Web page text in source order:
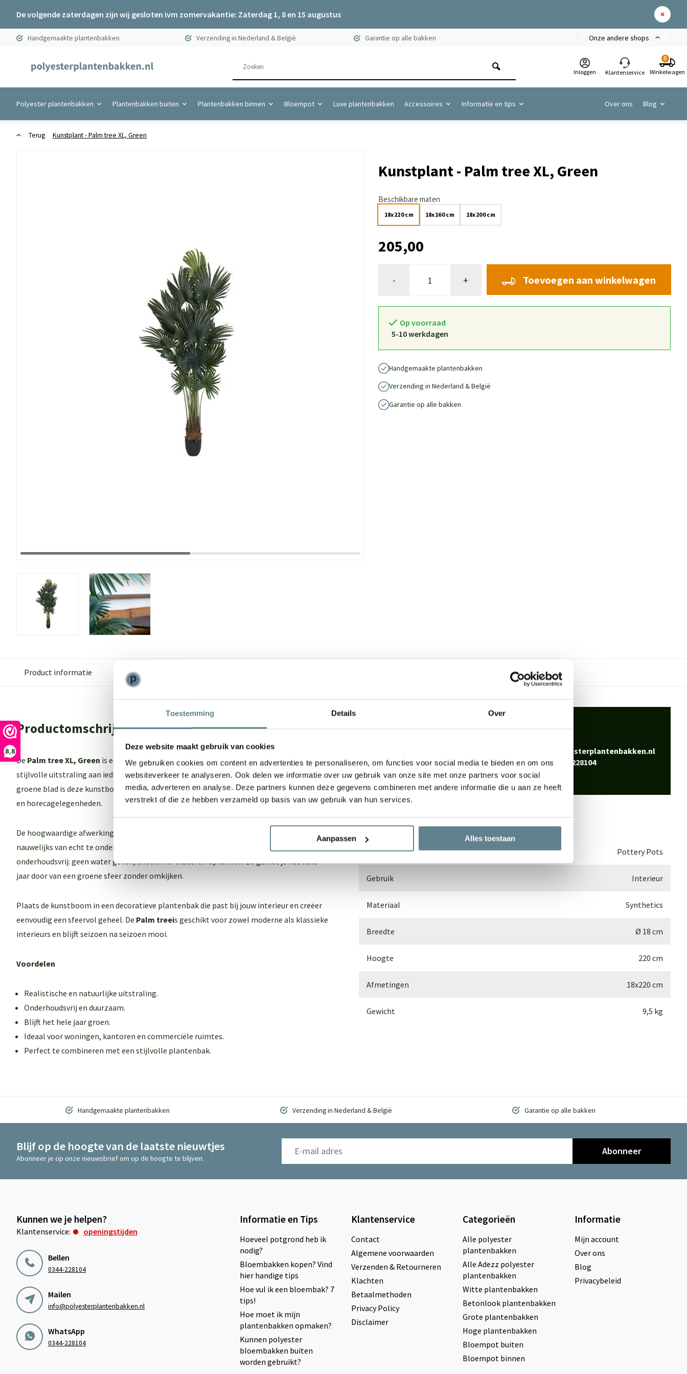
Toestemming Details Over
Deze website maakt gebruik van cookies
We gebruiken cookies om content en advertenties te personaliseren, om functies voor social media te bieden en om ons
websiteverkeer te analyseren. Ook delen we informatie over uw gebruik van onze site met onze partners voor social
media, adverteren en analyse. Deze partners kunnen deze gegevens combineren met andere informatie die u aan ze heeft
verstrekt of die ze hebben verzameld op basis van uw gebruik van hun services.
Aanpassen Alles toestaan
8,8
De volgende zaterdagen zijn wij gesloten ivm zomervakantie: Zaterdag 1, 8 en 15 augustus
Handgemaakte plantenbakken Verzending in Nederland & België Garantie op alle bakken Onze andere shops
Inloggen Klantenservice
0
Winkelwagen
Polyester plantenbakken Plantenbakken buiten Plantenbakken binnen Bloempot Luxe plantenbakken Accessoires Informatie en tips Over ons Blog
Terug Kunstplant - Palm tree XL, Green
Kunstplant - Palm tree XL, Green
Beschikbare maten
18x220 cm 18x160 cm 18x200 cm
205,00
- + Toevoegen aan winkelwagen
Op voorraad
5-10 werkdagen
Handgemaakte plantenbakken
Verzending in Nederland & België
Garantie op alle bakken
Product informatie
Productomschrijving
De Palm tree XL, Green is een indrukwekkende kunstplant die direct een natuurlijke en
stijlvolle uitstraling aan iedere ruimte geeft. Dankzij de karakteristieke stam en het volle
groene blad is deze kunstboom een echte blikvanger in woonkamers, kantoren, hotels
en horecagelegenheden.
De hoogwaardige afwerking zorgt voor een realistische uitstraling, waardoor de boom
nauwelijks van echt te onderscheiden is. Bovendien is de
onderhoudsvrij: geen water geven, snoeien of bladeren opruimen. Zo geniet je het hele
jaar door van een groene sfeer zonder omkijken.
Plaats de kunstboom in een decoratieve plantenbak die past bij jouw interieur en creëer
eenvoudig een sfeervol geheel. De Palm treeis geschikt voor zowel moderne als klassieke
interieurs en blijft seizoen na seizoen mooi.
Voordelen
Realistische en natuurlijke uitstraling.
Onderhoudsvrij en duurzaam.
Blijft het hele jaar groen.
Ideaal voor woningen, kantoren en commerciële ruimtes.
Perfect te combineren met een stijlvolle plantenbak.
We staan voor je klaar
Start chat
info@polyesterplantenbakken.nl
Whatsapp0344-228104
Specificaties
Merk Pottery Pots
Gebruik Interieur
Materiaal Synthetics
Breedte Ø 18 cm
Hoogte 220 cm
Afmetingen 18x220 cm
Gewicht 9,5 kg
Handgemaakte plantenbakken Verzending in Nederland & België Garantie op alle bakken
Blijf op de hoogte van de laatste nieuwtjes
Abonneer je op onze nieuwsbrief om op de hoogte te blijven.
Abonneer
Kunnen we je helpen?
Klantenservice: openingstijden
Bellen
0344-228104
Mailen
info@polyesterplantenbakken.nl
WhatsApp
0344-228104
Informatie en Tips
Hoeveel potgrond heb ik
nodig?
Bloembakken kopen? Vind
hier handige tips
Hoe vul ik een bloembak? 7
tips!
Hoe moet ik mijn
plantenbakken opmaken?
Kunnen polyester
bloembakken buiten
worden gebruikt?
Klantenservice
Contact
Algemene voorwaarden
Verzenden & Retourneren
Klachten
Betaalmethoden
Privacy Policy
Disclaimer
Categorieën
Alle polyester
plantenbakken
Alle Adezz polyester
plantenbakken
Witte plantenbakken
Betonlook plantenbakken
Grote plantenbakken
Hoge plantenbakken
Bloempot buiten
Bloempot binnen
Informatie
Mijn account
Over ons
Blog
Privacybeleid